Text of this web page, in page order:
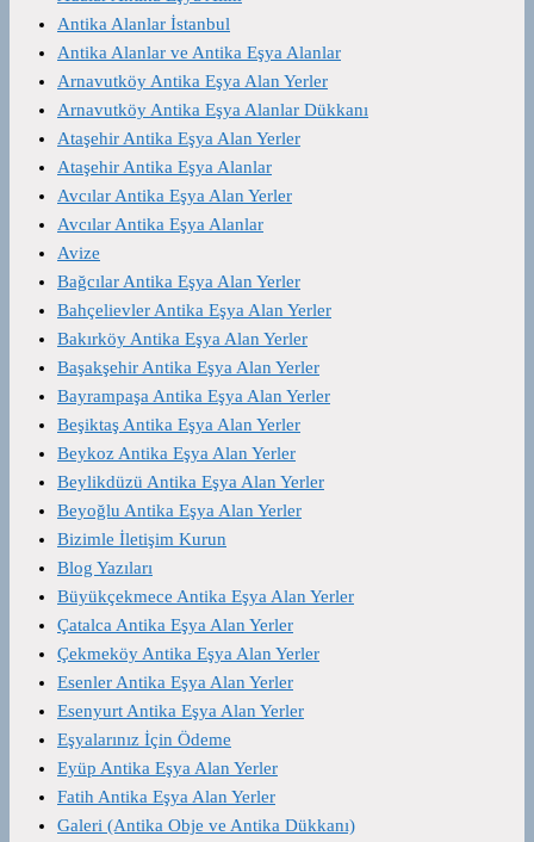
Antika Alanlar İstanbul
Antika Alanlar ve Antika Eşya Alanlar
Arnavutköy Antika Eşya Alan Yerler
Arnavutköy Antika Eşya Alanlar Dükkanı
Ataşehir Antika Eşya Alan Yerler
Ataşehir Antika Eşya Alanlar
Avcılar Antika Eşya Alan Yerler
Avcılar Antika Eşya Alanlar
Avize
Bağcılar Antika Eşya Alan Yerler
Bahçelievler Antika Eşya Alan Yerler
Bakırköy Antika Eşya Alan Yerler
Başakşehir Antika Eşya Alan Yerler
Bayrampaşa Antika Eşya Alan Yerler
Beşiktaş Antika Eşya Alan Yerler
Beykoz Antika Eşya Alan Yerler
Beylikdüzü Antika Eşya Alan Yerler
Beyoğlu Antika Eşya Alan Yerler
Bizimle İletişim Kurun
Blog Yazıları
Büyükçekmece Antika Eşya Alan Yerler
Çatalca Antika Eşya Alan Yerler
Çekmeköy Antika Eşya Alan Yerler
Esenler Antika Eşya Alan Yerler
Esenyurt Antika Eşya Alan Yerler
Eşyalarınız İçin Ödeme
Eyüp Antika Eşya Alan Yerler
Fatih Antika Eşya Alan Yerler
Galeri (Antika Obje ve Antika Dükkanı)